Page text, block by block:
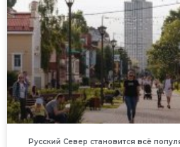
Русский Север становится всё